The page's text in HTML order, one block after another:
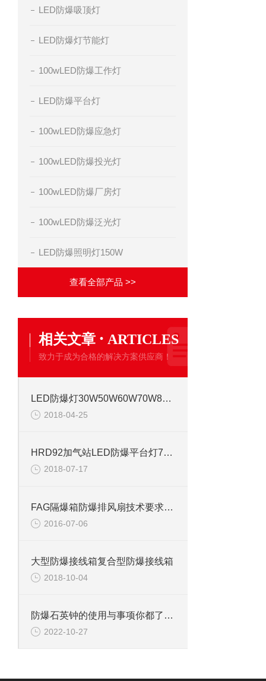
LED防爆吸顶灯
LED防爆灯节能灯
100wLED防爆工作灯
LED防爆平台灯
100wLED防爆应急灯
100wLED防爆投光灯
100wLED防爆厂房灯
100wLED防爆泛光灯
LED防爆照明灯150W
查看全部产品 >>
相关文章 · ARTICLES
致力于成为合格的解决方案供应商！
LED防爆灯30W50W60W70W80W100W仓库化工厂车间加油站
2018-04-25
HRD92加气站LED防爆平台灯70w防爆LED投光灯
2018-07-17
FAG隔爆箱防爆排风扇技术要求及维护
2016-07-06
大型防爆接线箱复合型防爆接线箱
2018-10-04
防爆石英钟的使用与事项你都了解吗？
2022-10-27